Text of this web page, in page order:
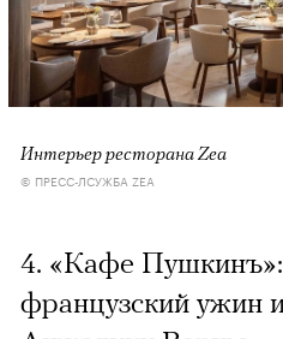
Интерьер ресторана Zea
© ПРЕСС-ЛСУЖБА ZEA
4. «Кафе Пушкинъ»:
французский ужин